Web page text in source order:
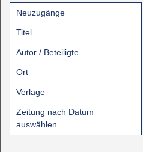
Neuzugänge
Titel
Autor / Beteiligte
Ort
Verlage
Zeitung nach Datum
auswählen